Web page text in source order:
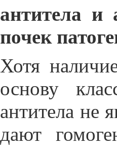
антитела и
почек
Хотя
основу
антитела не
дают